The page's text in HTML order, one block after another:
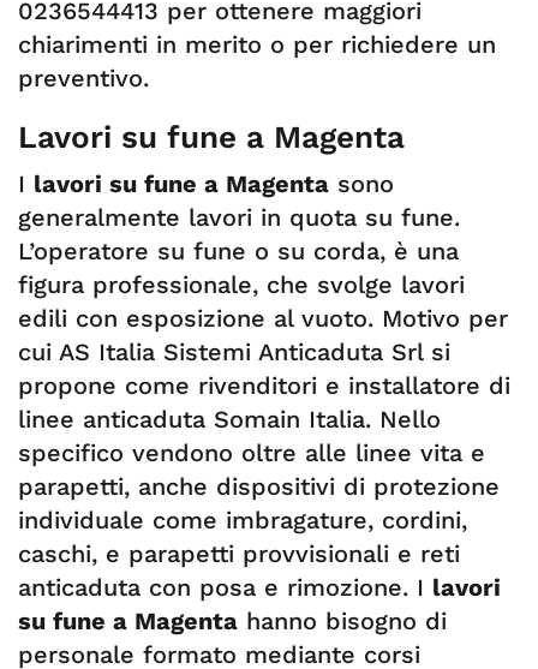
0236544413 per ottenere maggiori
chiarimenti in merito o per richiedere un
preventivo.
Lavori su fune a Magenta
I lavori su fune a Magenta sono
generalmente lavori in quota su fune.
L’operatore su fune o su corda, è una
figura professionale, che svolge lavori
edili con esposizione al vuoto. Motivo per
cui AS Italia Sistemi Anticaduta Srl si
propone come rivenditori e installatore di
linee anticaduta Somain Italia. Nello
specifico vendono oltre alle linee vita e
parapetti, anche dispositivi di protezione
individuale come imbragature, cordini,
caschi, e parapetti provvisionali e reti
anticaduta con posa e rimozione. I lavori
su fune a Magenta hanno bisogno di
personale formato mediante corsi